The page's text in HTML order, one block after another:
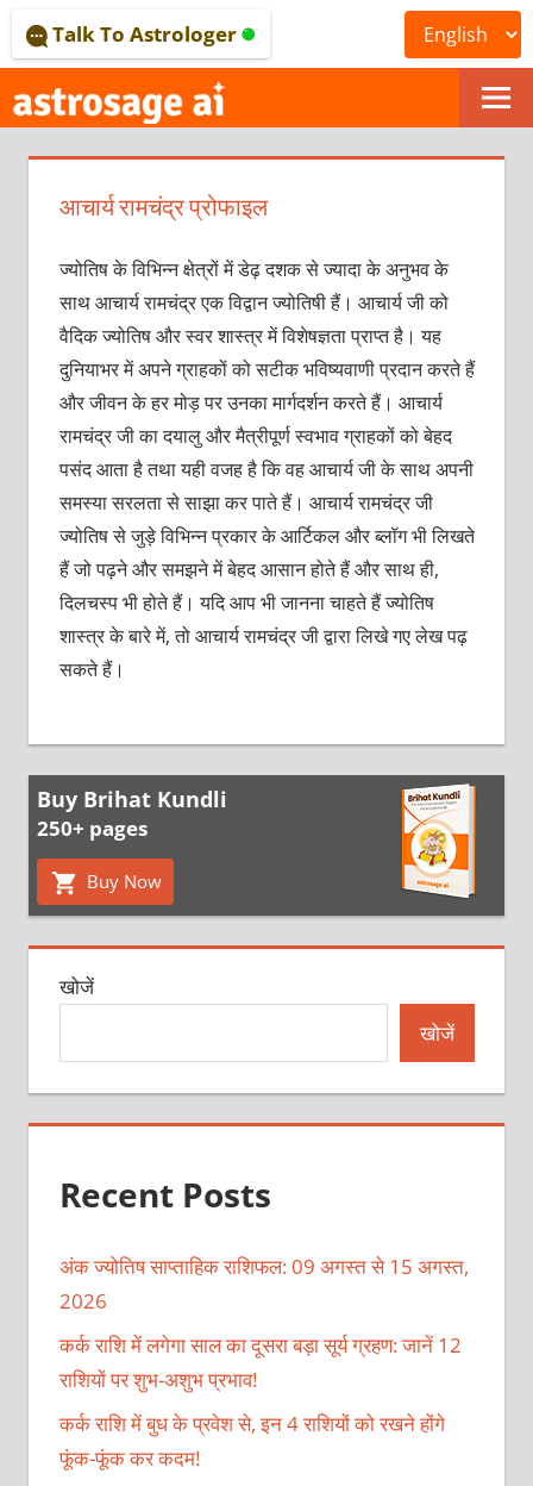
to
content
ONLINE
ASTROLOGICAL
JOURNAL
–
ASTROSAGE
MAGAZINE
Talk To Astrologer
आचार्य रामचंद्र प्रोफाइल
ज्योतिष के विभिन्न क्षेत्रों में डेढ़ दशक से ज्यादा के अनुभव के
साथ आचार्य रामचंद्र एक विद्वान ज्योतिषी हैं। आचार्य जी को
वैदिक ज्योतिष और स्वर शास्त्र में विशेषज्ञता प्राप्त है। यह
दुनियाभर में अपने ग्राहकों को सटीक भविष्यवाणी प्रदान करते हैं
और जीवन के हर मोड़ पर उनका मार्गदर्शन करते हैं। आचार्य
रामचंद्र जी का दयालु और मैत्रीपूर्ण स्वभाव ग्राहकों को बेहद
पसंद आता है तथा यही वजह है कि वह आचार्य जी के साथ अपनी
समस्या सरलता से साझा कर पाते हैं। आचार्य रामचंद्र जी
ज्योतिष से जुड़े विभिन्न प्रकार के आर्टिकल और ब्लॉग भी लिखते
हैं जो पढ़ने और समझने में बेहद आसान होते हैं और साथ ही,
दिलचस्प भी होते हैं। यदि आप भी जानना चाहते हैं ज्योतिष
शास्त्र के बारे में, तो आचार्य रामचंद्र जी द्वारा लिखे गए लेख पढ़
सकते हैं।
Buy Brihat Kundli
250+ pages
Buy Now
खोजें
खोजें
Recent Posts
अंक ज्योतिष साप्ताहिक राशिफल: 09 अगस्त से 15 अगस्त,
2026
कर्क राशि में लगेगा साल का दूसरा बड़ा सूर्य ग्रहण: जानें 12
राशियों पर शुभ-अशुभ प्रभाव!
कर्क राशि में बुध के प्रवेश से, इन 4 राशियों को रखने होंगे
फूंक-फूंक कर कदम!